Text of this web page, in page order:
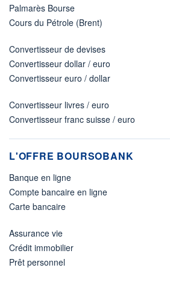
Palmarès Bourse
Cours du Pétrole (Brent)
Convertisseur de devises
Convertisseur dollar / euro
Convertisseur euro / dollar
Convertisseur livres / euro
Convertisseur franc suisse / euro
L'OFFRE BOURSOBANK
Banque en ligne
Compte bancaire en ligne
Carte bancaire
Assurance vie
Crédit immobilier
Prêt personnel